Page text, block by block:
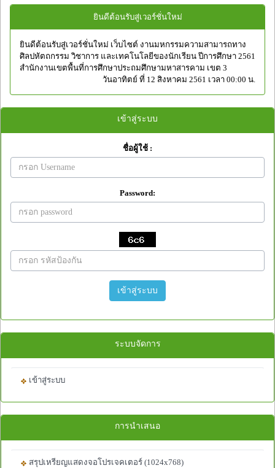
ยินดีต้อนรับสู่เวอร์ชั่นใหม่
ยินดีต้อนรับสู่เวอร์ชั่นใหม่ เว็บไซต์ งานมหกรรมความสามารถทาง
ศิลปหัตถกรรม วิชาการ และเทคโนโลยีของนักเรียน ปีการศึกษา 2561
สำนักงานเขตพื้นที่การศึกษาประถมศึกษามหาสารคาม เขต 3
วันอาทิตย์ ที่ 12 สิงหาคม 2561 เวลา 00:00 น.
เข้าสู่ระบบ
ชื่อผู้ใช้ :
Password:
เข้าสู่ระบบ
ระบบจัดการ
เข้าสู่ระบบ
การนำเสนอ
สรุปเหรียญแสดงจอโปรเจคเตอร์ (1024x768)